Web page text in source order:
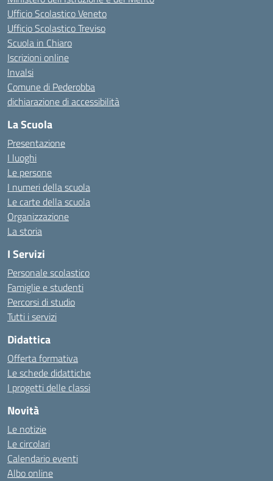
Ufficio Scolastico Veneto
Ufficio Scolastico Treviso
Scuola in Chiaro
Iscrizioni online
Invalsi
Comune di Pederobba
dichiarazione di accessibilità
La Scuola
Presentazione
I luoghi
Le persone
I numeri della scuola
Le carte della scuola
Organizzazione
La storia
I Servizi
Personale scolastico
Famiglie e studenti
Percorsi di studio
Tutti i servizi
Didattica
Offerta formativa
Le schede didattiche
I progetti delle classi
Novità
Le notizie
Le circolari
Calendario eventi
Albo online